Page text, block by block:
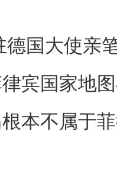
德国大使亲
宾国家地
本不属于